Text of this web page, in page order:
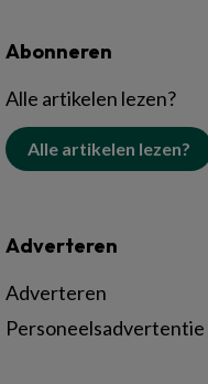
Abonneren
Alle artikelen lezen?
Alle artikelen lezen?
Adverteren
Adverteren
Personeelsadvertentie